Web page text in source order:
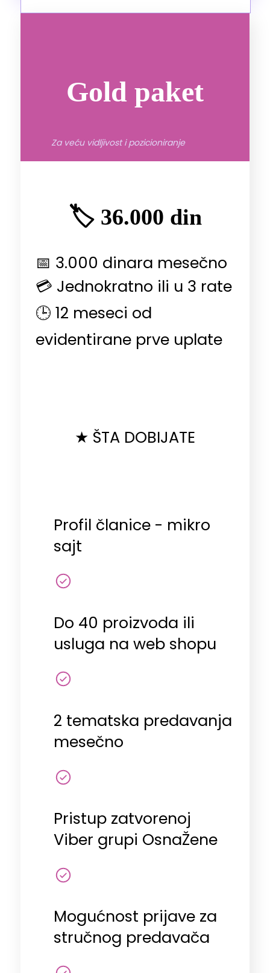
Gold paket
Za veću vidljivost i pozicioniranje
🏷️ 36.000 din
📅 3.000 dinara mesečno
💳 Jednokratno ili u 3 rate
🕒 12 meseci od
evidentirane prve uplate
★ ŠTA DOBIJATE
Profil članice - mikro
sajt
Do 40 proizvoda ili
usluga na web shopu
2 tematska predavanja
mesečno
Pristup zatvorenoj
Viber grupi OsnaŽene
Mogućnost prijave za
stručnog predavača